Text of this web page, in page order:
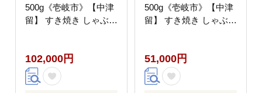
500g《壱岐市》【中津
留】 すき焼き しゃぶし
円
102,000円
500g《壱岐市》【中津
留】 すき焼き しゃぶし
51,000円